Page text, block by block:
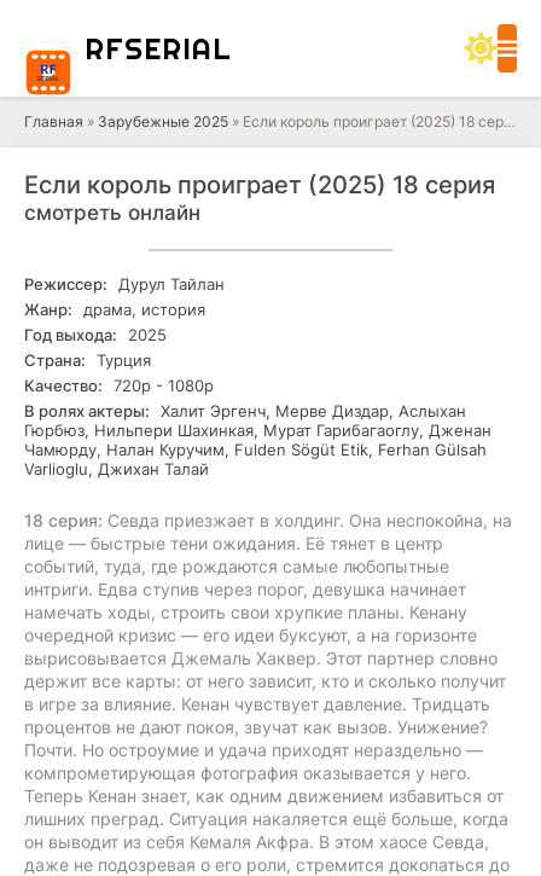
RFSERIAL
Главная » Зарубежные 2025 » Если король проиграет (2025) 18 серия
Если король проиграет (2025) 18 серия
смотреть онлайн
Режиссер:
Дурул Тайлан
Жанр:
драма, история
Год выхода:
2025
Страна:
Турция
Качество:
720р - 1080р
В ролях актеры:
Халит Эргенч, Мерве Диздар, Аслыхан
Гюрбюз, Нильпери Шахинкая, Мурат Гарибагаоглу, Дженан
Чамюрду, Налан Куручим, Fulden Sögüt Etik, Ferhan Gülsah
Varlioglu, Джихан Талай
18 серия: Севда приезжает в холдинг. Она неспокойна, на
лице — быстрые тени ожидания. Её тянет в центр
событий, туда, где рождаются самые любопытные
интриги. Едва ступив через порог, девушка начинает
намечать ходы, строить свои хрупкие планы. Кенану
очередной кризис — его идеи буксуют, а на горизонте
вырисовывается Джемаль Хаквер. Этот партнер словно
держит все карты: от него зависит, кто и сколько получит
в игре за влияние. Кенан чувствует давление. Тридцать
процентов не дают покоя, звучат как вызов. Унижение?
Почти. Но остроумие и удача приходят нераздельно —
компрометирующая фотография оказывается у него.
Теперь Кенан знает, как одним движением избавиться от
лишних преград. Ситуация накаляется ещё больше, когда
он выводит из себя Кемаля Акфра. В этом хаосе Севда,
даже не подозревая о его роли, стремится докопаться до